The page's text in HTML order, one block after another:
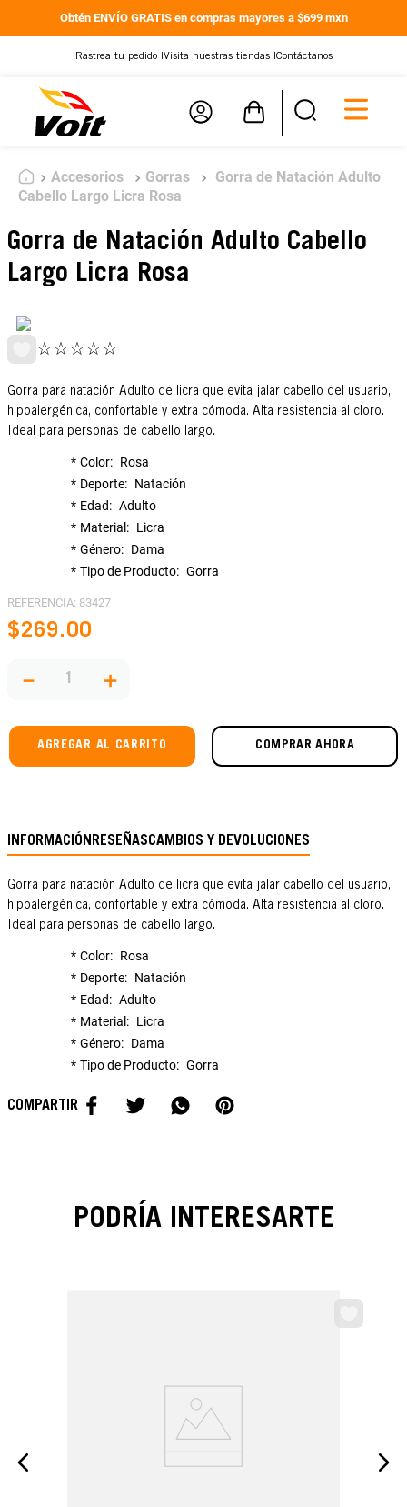
Obtén ENVÍO GRATIS en compras mayores a $699 mxn
Rastrea tu pedido | Visita nuestras tiendas | Contáctanos
Accesorios Gorras
Gorra de Natación Adulto
Cabello Largo Licra Rosa
Gorra de Natación Adulto Cabello
Largo Licra Rosa
☆☆☆☆☆
Gorra para natación Adulto de licra que evita jalar cabello del usuario,
hipoalergénica, confortable y extra cómoda. Alta resistencia al cloro.
Ideal para personas de cabello largo.
Color
Rosa
Deporte
Natación
Edad
Adulto
Material
Licra
Género
Dama
Tipo de Producto
Gorra
REFERENCIA: 83427
$269.00
＋
－
AGREGAR AL CARRITO COMPRAR AHORA
INFORMACIÓNRESEÑASCAMBIOS Y DEVOLUCIONES
Gorra para natación Adulto de licra que evita jalar cabello del usuario,
hipoalergénica, confortable y extra cómoda. Alta resistencia al cloro.
Ideal para personas de cabello largo.
Color
Rosa
Deporte
Natación
Edad
Adulto
Material
Licra
Género
Dama
Tipo de Producto
Gorra
PODRÍA INTERESARTE